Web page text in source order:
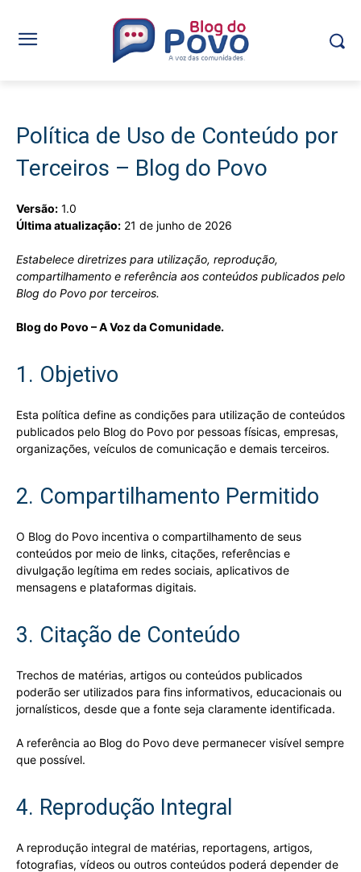
Política de Uso de Conteúdo por
Terceiros – Blog do Povo
Versão: 1.0
Última atualização: 21 de junho de 2026
Estabelece diretrizes para utilização, reprodução,
compartilhamento e referência aos conteúdos publicados pelo
Blog do Povo por terceiros.
Blog do Povo – A Voz da Comunidade.
1. Objetivo
Esta política define as condições para utilização de conteúdos
publicados pelo Blog do Povo por pessoas físicas, empresas,
organizações, veículos de comunicação e demais terceiros.
2. Compartilhamento Permitido
O Blog do Povo incentiva o compartilhamento de seus
conteúdos por meio de links, citações, referências e
divulgação legítima em redes sociais, aplicativos de
mensagens e plataformas digitais.
3. Citação de Conteúdo
Trechos de matérias, artigos ou conteúdos publicados
poderão ser utilizados para fins informativos, educacionais ou
jornalísticos, desde que a fonte seja claramente identificada.
A referência ao Blog do Povo deve permanecer visível sempre
que possível.
4. Reprodução Integral
A reprodução integral de matérias, reportagens, artigos,
fotografias, vídeos ou outros conteúdos poderá depender de